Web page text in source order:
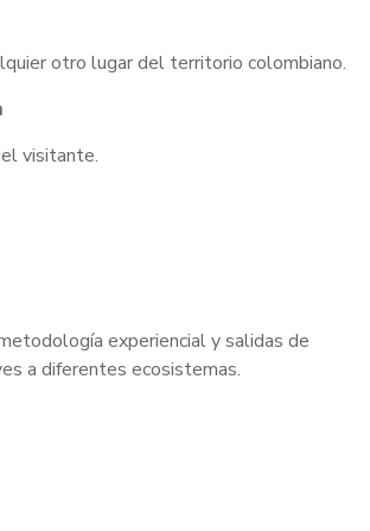
otro lugar del territorio colombiano.
visitante.
experiencial y salidas de
a diferentes ecosistemas.